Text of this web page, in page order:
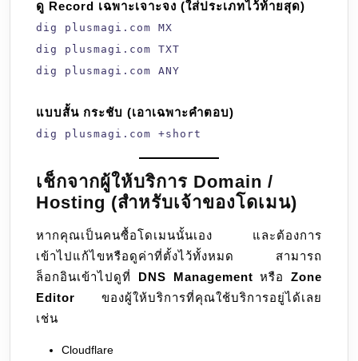
ดู Record เฉพาะเจาะจง (ใส่ประเภทไว้ท้ายสุด)
dig plusmagi.com MX
dig plusmagi.com TXT
dig plusmagi.com ANY
แบบสั้น กระชับ (เอาเฉพาะคำตอบ)
dig plusmagi.com +short
เช็กจากผู้ให้บริการ Domain /
Hosting (สำหรับเจ้าของโดเมน)
หากคุณเป็นคนซื้อโดเมนนั้นเอง และต้องการ
เข้าไปแก้ไขหรือดูค่าที่ตั้งไว้ทั้งหมด สามารถ
ล็อกอินเข้าไปดูที่ DNS Management หรือ Zone
Editor ของผู้ให้บริการที่คุณใช้บริการอยู่ได้เลย
เช่น
Cloudflare